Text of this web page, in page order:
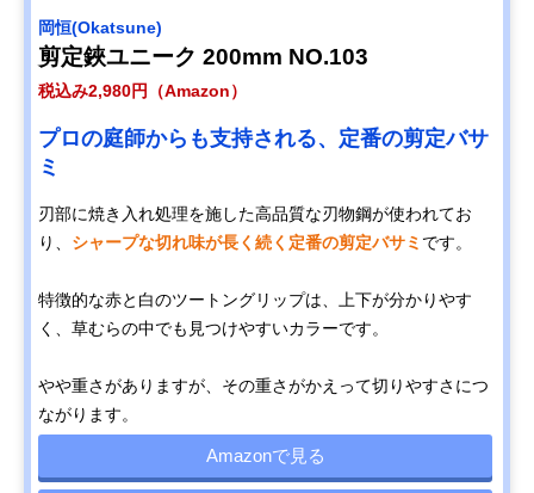
岡恒(Okatsune)
剪定鋏ユニーク 200mm NO.103
税込み2,980円（Amazon）
プロの庭師からも支持される、定番の剪定バサ
ミ
刃部に焼き入れ処理を施した高品質な刃物鋼が使われてお
り、 シャープな切れ味が長く続く定番の剪定バサミ です。
特徴的な赤と白のツートングリップは、上下が分かりやす
く、草むらの中でも見つけやすいカラーです。
やや重さがありますが、その重さがかえって切りやすさにつ
ながります。
Amazonで見る